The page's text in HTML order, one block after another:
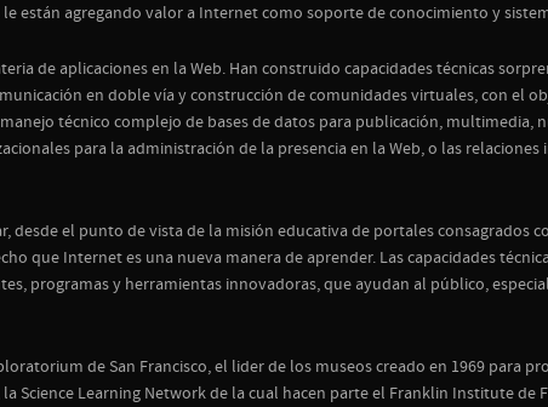
están agregando valor a Internet como soporte de conocimiento y
de aplicaciones en la Web. Han construido capacidades técnicas
en doble vía y construcción de comunidades virtuales, con el
técnico complejo de bases de datos para publicación,
para la administración de la presencia en la Web, o las
desde el punto de vista de la misión educativa de portales consagrados
que Internet es una nueva manera de aprender. Las capacidades
programas y herramientas innovadoras, que ayudan al público,
de San Francisco, el lider de los museos creado en 1969 para
Science Learning Network de la cual hacen parte el Franklin Institute de